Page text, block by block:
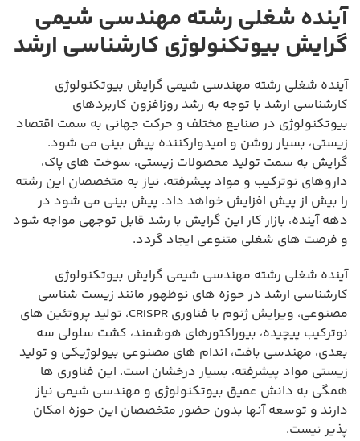
آینده شغلی رشته مهندسی شیمی
گرایش بیوتکنولوژی کارشناسی ارشد
آینده شغلی رشته مهندسی شیمی گرایش بیوتکنولوژی
کارشناسی ارشد با توجه به رشد روزافزون کاربردهای
بیوتکنولوژی در صنایع مختلف و حرکت جهانی به سمت اقتصاد
زیستی، بسیار روشن و امیدوارکننده پیش بینی می شود.
گرایش به سمت تولید محصولات زیستی، سوخت های پاک،
داروهای نوترکیب و مواد پیشرفته، نیاز به متخصصان این رشته
را بیش از پیش افزایش خواهد داد. پیش بینی می شود در
دهه آینده، بازار کار این گرایش با رشد قابل توجهی مواجه شود
و فرصت های شغلی متنوعی ایجاد گردد.
آینده شغلی رشته مهندسی شیمی گرایش بیوتکنولوژی
کارشناسی ارشد در حوزه های نوظهور مانند زیست شناسی
مصنوعی، ویرایش ژنوم با فناوری CRISPR، تولید پروتئین های
نوترکیب پیچیده، بیوراکتورهای هوشمند، کشت سلولی سه
بعدی، مهندسی بافت، اندام های مصنوعی بیولوژیکی و تولید
زیستی مواد پیشرفته، بسیار درخشان است. این فناوری ها
همگی به دانش عمیق بیوتکنولوژی و مهندسی شیمی نیاز
دارند و توسعه آنها بدون حضور متخصصان این حوزه امکان
پذیر نیست.